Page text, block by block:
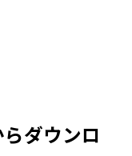
ダウンロ